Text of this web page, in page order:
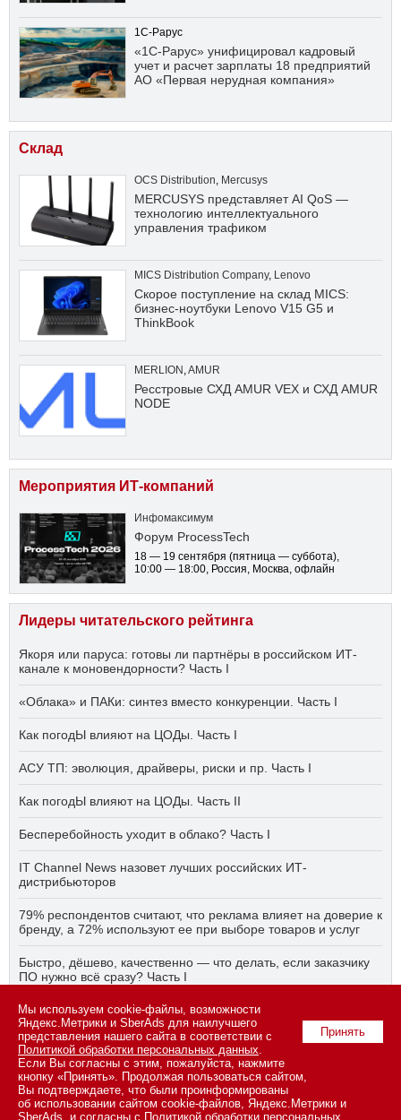
1С-Рарус
«1С-Рарус» унифицировал кадровый
учет и расчет зарплаты 18 предприятий
АО «Первая нерудная компания»
Склад
OCS Distribution Mercusys
MERCUSYS представляет AI QoS —
технологию интеллектуального
управления трафиком
MICS Distribution Company, Lenovo
Скорое поступление на склад MICS:
бизнес-ноутбуки Lenovo V15 G5 и
ThinkBook
MERLION AMUR
Ресстровые СХД AMUR VEX и СХД AMUR
NODE
Мероприятия ИТ-компаний
Инфомаксимум
Форум ProcessTech
18 — 19 сентября (пятница — суббота)
10:00 — 18:00 , Россия, Москва, офлайн
Лидеры читательского рейтинга
Якоря или паруса: готовы ли партнёры в российском ИТ-
канале к моновендорности? Часть I
«Облака» и ПАКи: синтез вместо конкуренции. Часть I
Как погодЫ влияют на ЦОДы. Часть I
АСУ ТП: эволюция, драйверы, риски и пр. Часть I
Как погодЫ влияют на ЦОДы. Часть II
Бесперебойность уходит в облако? Часть I
IT Channel News назовет лучших российских ИТ-
дистрибьюторов
79% респондентов считают, что реклама влияет на доверие к
бренду, а 72% используют ее при выборе товаров и услуг
Быстро, дёшево, качественно — что делать, если заказчику
ПО нужно всё сразу? Часть I
АСУ ТП на пятый год активного импортозамещения. Часть II
© 2026 ООО «СК ПРЕСС».Политика конфиденциальности
персональных данных,информация об авторских правах и порядке
использования материалов сайта
109147 г. Москва, ул. Марксистская, 34, строение 10. Телефон: +7
Принять
Мы используем cookie-файлы, возможности
Яндекс.Метрики и SberAds для наилучшего
представления нашего сайта в соответствии с
Политикой обработки персональных данных.
Если Вы согласны с этим, пожалуйста, нажмите
кнопку «Принять». Продолжая пользоваться сайтом,
Вы подтверждаете, что были проинформированы
об использовании сайтом cookie-файлов, Яндекс.Метрики и
SberAds, и согласны с Политикой обработки персональных